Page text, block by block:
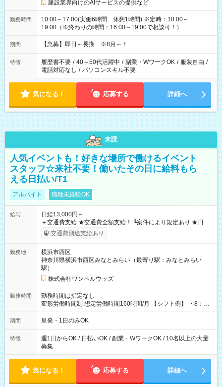
建設業界向けのAIサービスの提供など
勤務時間
10:00～17:00(実働6時間 休憩1時間) ※定時：10:00～
19:00（※終わりの時間：16:00～19:00で相談可！）
期間 【急募】即日～長期 ※8月～！
特徴 履歴書不要 / 40～50代活躍中 / 副業・WワークOK / 服装自由 /
電話対応なし / パソコンスキル不要
気になる！ 応募する 詳細へ
未読
人気イベントも！好きな場所で働けるイベント
スタッフ☆来社不要！働いたその日に給料もら
える日払い/T1
アルバイト 職種未経験OK
給与
日給13,000円～
＋交通費支給 ★交通費全額支給！ ┗案件により規定あり ★日払
いOK！（規定あり） ┗働いたその日に現金GET♪ お仕事後はコ
ンビニATMから 日払い分を引き落とせます！ 【試用期間】試
交通費別途支給あり
勤務地
横浜市西区
神奈川県横浜市西区みなとみらい（最寄り駅：みなとみらい
駅）
株式会社ワンベルウッズ
勤務時間
勤務時間は指定なし
変形労働時間制 想定労働時間160時間/月 【シフト例】 ・8：00
～21：00
期間 単発・1日のみOK
特徴
週1日からOK / 日払いOK / 副業・WワークOK / 10名以上の大量
募集
気になる！ 応募する 詳細へ